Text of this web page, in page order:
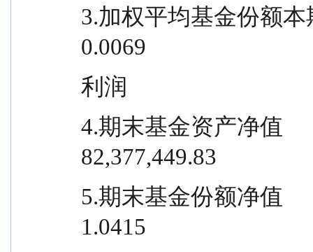
3.加权平均基金份额本
0.0069
利润
4.期末基金资产净值
82,377,449.83
5.期末基金份额净值
1.0415